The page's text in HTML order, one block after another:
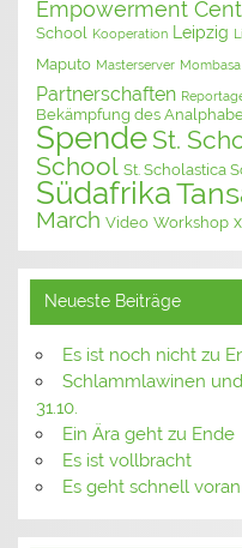
Empowerment
School Kooperation Leipzig
Maputo Masterserver Mombasa
Partnerschaften
Bekämpfung des
Spende St.
School St. Scholastica
Südafrika
March Video Workshop
Neueste Beiträge
Es ist noch nicht zu
Schlammlawinen
31.10.
Ein Ära geht zu Ende
Es ist vollbracht
Es geht schnell voran